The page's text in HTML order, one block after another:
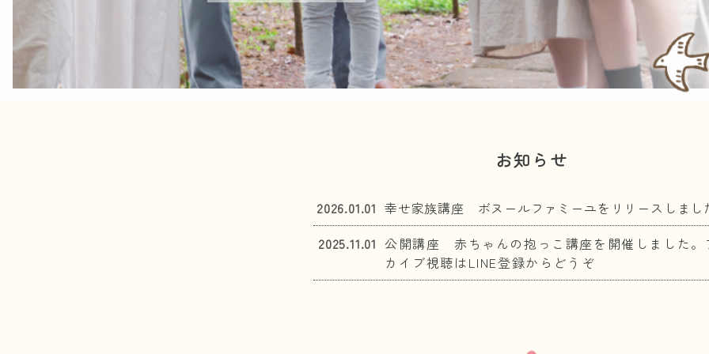
お知らせ
2026.01.01 幸せ家族講座 ボヌールファミーユをリリースしまし
2025.11.01 公開講座 赤ちゃんの抱っこ講座を開催しました。
カイブ視聴はLINE登録からどうぞ